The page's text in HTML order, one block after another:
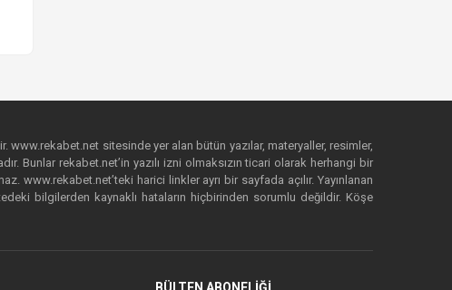
www.rekabet.net sitesinde yer alan bütün yazılar, materyaller, resimler,
Bunlar rekabet.net’in yazılı izni olmaksızın ticari olarak herhangi bir
www.rekabet.net’teki harici linkler ayrı bir sayfada açılır. Yayınlanan
bilgilerden kaynaklı hataların hiçbirinden sorumlu değildir. Köşe